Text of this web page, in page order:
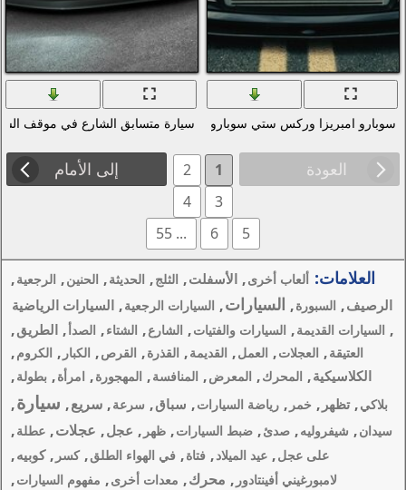
سيارة متسابق الشارع في موقف السيارات
السيارات صور السيارات ضبط
,الثلج,الحديثة, الحنين, الرجعية,
السيارات الرجعية ,السيارات الرياضية
,الشارع,الشتاء ,الصدأ, الطريق,
,القذرة, القرص, الكبار,الكروم,
المنافسة,المهجورة ,امرأة,بطولة ,
,سباق,سرعة , سريع, سيارة,
, ظهر ,عجل,عجلات, عطلة,
في الهواء الطلق ,كسر,كوبيه,
معدات أخرى, مفهوم السيارات,